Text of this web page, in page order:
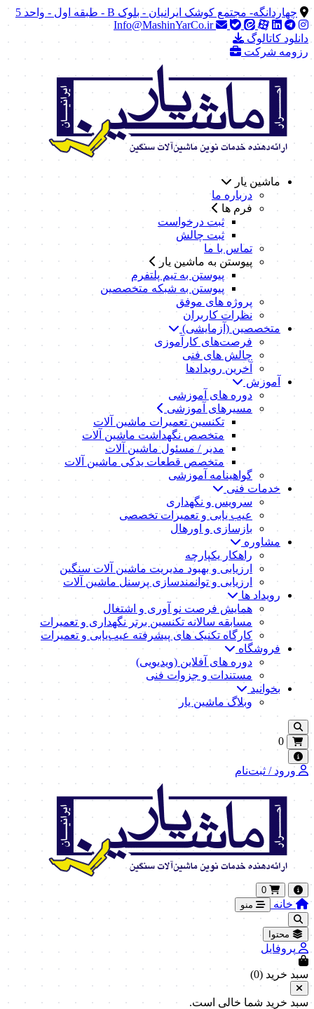
چهاردانگه- مجتمع کوشک ایرانیان - بلوک B - طبقه اول - واحد 5
Info@MashinYarCo.ir
دانلود کاتالوگ
رزومه شرکت
ماشین یار
درباره ما
فرم ها
ثبت درخواست
ثبت چالش
تماس با ما
پیوستن به ماشین یار
پیوستن به تیم پلتفرم
پیوستن به شبکه متخصصین
پروژه های موفق
نظرات کاربران
متخصصین (آزمایشی)
فرصت‌های کارآموزی
چالش های فنی
آخرین رویدادها
آموزش
دوره های آموزشی
مسیرهای آموزشی
تکنسین تعمیرات ماشین آلات
متخصص نگهداشت ماشین آلات
مدیر / مسئول ماشین آلات
متخصص قطعات یدکی ماشین آلات
گواهینامه آموزشی
خدمات فنی
سرویس و نگهداری
عیب یابی و تعمیرات تخصصی
بازسازی و اورهال
مشاوره
راهکار یکپارچه
ارزیابی و بهبود مدیریت ماشین آلات سنگین
ارزیابی و توانمندسازی پرسنل ماشین آلات
رویداد ها
همایش فرصت نو آوری و اشتغال
مسابقه سالانه تکنسین برتر نگهداری و تعمیرات
کارگاه تکنیک‌ های پیشرفته عیب‌یابی و تعمیرات
فروشگاه
دوره های آفلاین (ویدیویی)
مستندات و جزوات فنی
بخوانید
وبلاگ ماشین یار
0
ورود / ثبت‌نام
0
خانه منو
محتوا
پروفایل
سبد خرید (0
)
سبد خرید شما خالی است.